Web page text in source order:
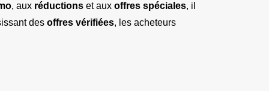
, aux réductions et aux offres spéciales, il
des offres vérifiées, les acheteurs